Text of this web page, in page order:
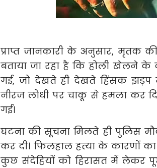
प्राप्त जानकारी के अनुसार, मृतक
बताया जा रहा है कि होली खेलने के
गई, जो देखते ही देखते हिंसक झड़प
नीरज लोधी पर चाकू से हमला कर
गई।
घटना की सूचना मिलते ही पुलिस
कर दी। फिलहाल हत्या के कारणों
कुछ संदेहियों को हिरासत में लेकर